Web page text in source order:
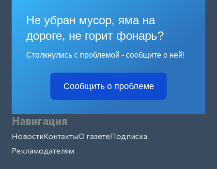
Не убран мусор, яма на
дороге, не горит фонарь?
Столкнулись с проблемой - сообщите о ней!
Сообщить о проблеме
Навигация
НовостиКонтактыО газетеПодписка
Рекламодателям